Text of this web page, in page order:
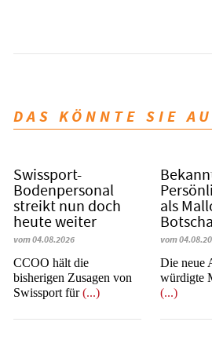
DAS KÖNNTE SIE
Swissport-
Bodenpersonal
streikt nun doch
heute weiter
vom 04.08.2026
CCOO hält die
bisherigen Zusagen von
Swissport für(...)
als
vom
Die neue
würdigte
(...)